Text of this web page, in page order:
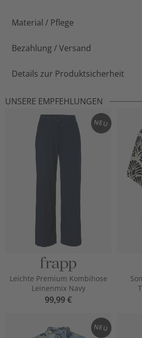
Material / Pflege
Bezahlung / Versand
Details zur Produktsicherheit
UNSERE EMPFEHLUNGEN
NEU
Leichte Premium Kombihose
Leinenmix Navy
99,99 €
NEU